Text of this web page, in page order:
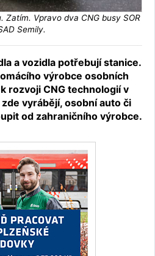
Zatím. Vpravo dva CNG busy SOR
Semily.
a vozidla potřebují stanice.
výrobce osobních
rozvoji CNG technologií v
vyrábějí, osobní auto či
od zahraničního výrobce.